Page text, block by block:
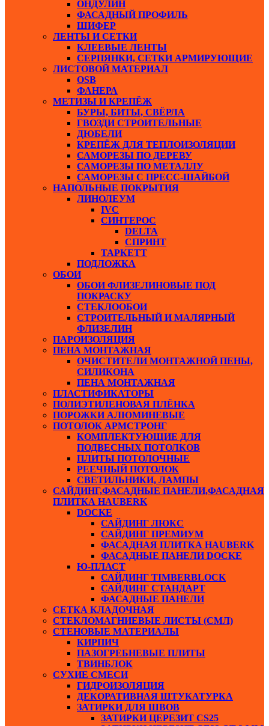
ОНДУЛИН
ФАСАДНЫЙ ПРОФИЛЬ
ШИФЕР
ЛЕНТЫ И СЕТКИ
КЛЕЕВЫЕ ЛЕНТЫ
СЕРПЯНКИ, СЕТКИ АРМИРУЮЩИЕ
ЛИСТОВОЙ МАТЕРИАЛ
ОSB
ФАНЕРА
МЕТИЗЫ И КРЕПЁЖ
БУРЫ, БИТЫ, СВЁРЛА
ГВОЗДИ СТРОИТЕЛЬНЫЕ
ДЮБЕЛИ
КРЕПЁЖ ДЛЯ ТЕПЛОИЗОЛЯЦИИ
САМОРЕЗЫ ПО ДЕРЕВУ
САМОРЕЗЫ ПО МЕТАЛЛУ
САМОРЕЗЫ С ПРЕСС-ШАЙБОЙ
НАПОЛЬНЫЕ ПОКРЫТИЯ
ЛИНОЛЕУМ
IVC
СИНТЕРОС
DELTA
СПРИНТ
ТАРКЕТТ
ПОДЛОЖКА
ОБОИ
ОБОИ ФЛИЗЕЛИНОВЫЕ ПОД
ПОКРАСКУ
СТЕКЛООБОИ
СТРОИТЕЛЬНЫЙ И МАЛЯРНЫЙ
ФЛИЗЕЛИН
ПАРОИЗОЛЯЦИЯ
ПЕНА МОНТАЖНАЯ
ОЧИСТИТЕЛИ МОНТАЖНОЙ ПЕНЫ,
СИЛИКОНА
ПЕНА МОНТАЖНАЯ
ПЛАСТИФИКАТОРЫ
ПОЛИЭТИЛЕНОВАЯ ПЛЁНКА
ПОРОЖКИ АЛЮМИНЕВЫЕ
ПОТОЛОК АРМСТРОНГ
КОМПЛЕКТУЮЩИЕ ДЛЯ
ПОДВЕСНЫХ ПОТОЛКОВ
ПЛИТЫ ПОТОЛОЧНЫЕ
РЕЕЧНЫЙ ПОТОЛОК
СВЕТИЛЬНИКИ, ЛАМПЫ
САЙДИНГ,ФАСАДНЫЕ ПАНЕЛИ,ФАСАДНАЯ
ПЛИТКА HAUBERK
DOCKE
САЙДИНГ ЛЮКС
САЙДИНГ ПРЕМИУМ
ФАСАДНАЯ ПЛИТКА HAUBERK
ФАСАДНЫЕ ПАНЕЛИ DOCKE
Ю-ПЛАСТ
САЙДИНГ TIMBERBLOCK
САЙДИНГ СТАНДАРТ
ФАСАДНЫЕ ПАНЕЛИ
СЕТКА КЛАДОЧНАЯ
СТЕКЛОМАГНИЕВЫЕ ЛИСТЫ (СМЛ)
СТЕНОВЫЕ МАТЕРИАЛЫ
КИРПИЧ
ПАЗОГРЕБНЕВЫЕ ПЛИТЫ
ТВИНБЛОК
СУХИЕ СМЕСИ
ГИДРОИЗОЛЯЦИЯ
ДЕКОРАТИВНАЯ ШТУКАТУРКА
ЗАТИРКИ ДЛЯ ШВОВ
ЗАТИРКИ ЦЕРЕЗИТ СS25